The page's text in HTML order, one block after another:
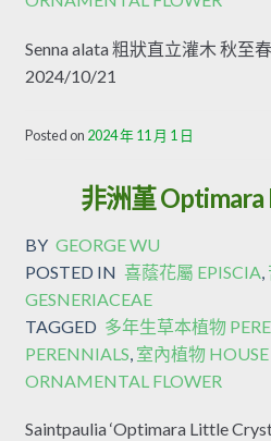
Senna alata 粗狀直立灌木 秋至
2024/10/21
Posted on 2024 年 11 月 1 日
非洲堇
BY GEORGE WU
POSTED IN 喜蔭花屬 EPISCIA
GESNERIACEAE
TAGGED 多年生草本植物
PERENNIALS 室內植物
ORNAMENTAL FLOWER
Saintpaulia ‘Optimara Little